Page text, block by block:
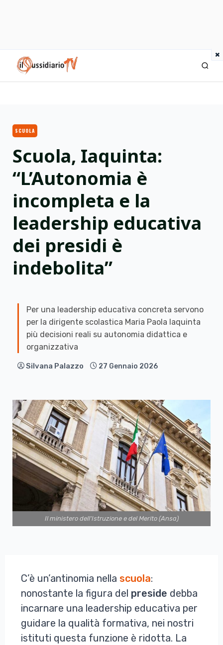
×
IlSussidiario TV
SCUOLA
Scuola, Iaquinta:
“L’Autonomia è
incompleta e la
leadership educativa
dei presidi è
indebolita”
Per una leadership educativa concreta servono
per la dirigente scolastica Maria Paola Iaquinta
più decisioni reali su autonomia didattica e
organizzativa
Silvana Palazzo 27 Gennaio 2026
Il ministero dell'Istruzione e del Merito (Ansa)
C’è un’antinomia nella scuola:
nonostante la figura del preside debba
incarnare una leadership educativa per
guidare la qualità formativa, nei nostri
istituti questa funzione è ridotta. La